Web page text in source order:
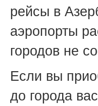
рейсы в
аэропорты
городов не
Если вы
до города